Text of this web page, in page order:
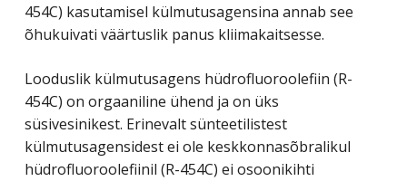
454C) kasutamisel külmutusagensina annab see
õhukuivati ​​väärtuslik panus kliimakaitsesse.
Looduslik külmutusagens hüdrofluoroolefiin (R-
454C) on orgaaniline ühend ja on üks
süsivesinikest. Erinevalt sünteetilistest
külmutusagensidest ei ole keskkonnasõbralikul
hüdrofluoroolefiinil (R-454C) ei osoonikihti